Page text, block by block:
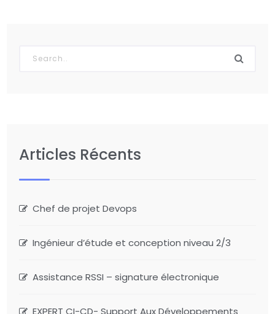
Articles Récents
Chef de projet Devops
Ingénieur d’étude et conception niveau 2/3
Assistance RSSI – signature électronique
EXPERT CI-CD- Support Aux Développements